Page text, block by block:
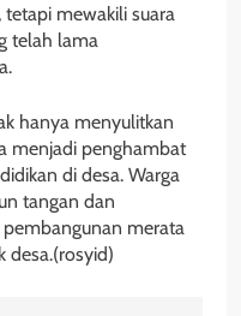
mewakili suara
telah lama
hanya menyulitkan
menjadi penghambat
di desa. Warga
tangan dan
merata
desa.(rosyid)